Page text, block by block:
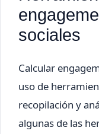
sociales
Calcular
uso de
recopilación y
algunas de las